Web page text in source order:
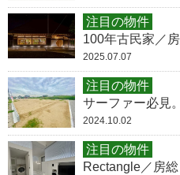
注目の物件
100年古民家／
2025.07.07
注目の物件
サーファー必見
2024.10.02
注目の物件
Rectangle／房